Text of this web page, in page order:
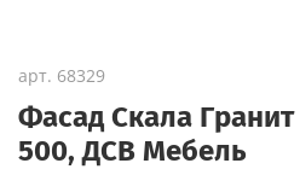
арт. 68329
Фасад Скала
500, ДСВ Мебель